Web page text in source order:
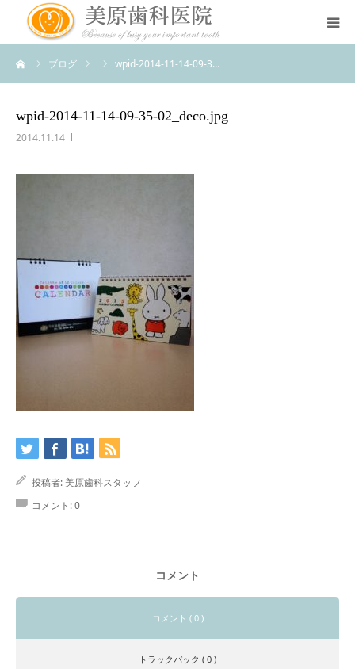
ブログ wpid-2014-11-14-09-3…
wpid-2014-11-14-09-35-02_deco.jpg
2014.11.14
投稿者:美原歯科スタッフ
コメント:0
コメント
コメント ( 0 )
トラックバック ( 0 )
医院のコンセプト
診療案内
スタッフブログ